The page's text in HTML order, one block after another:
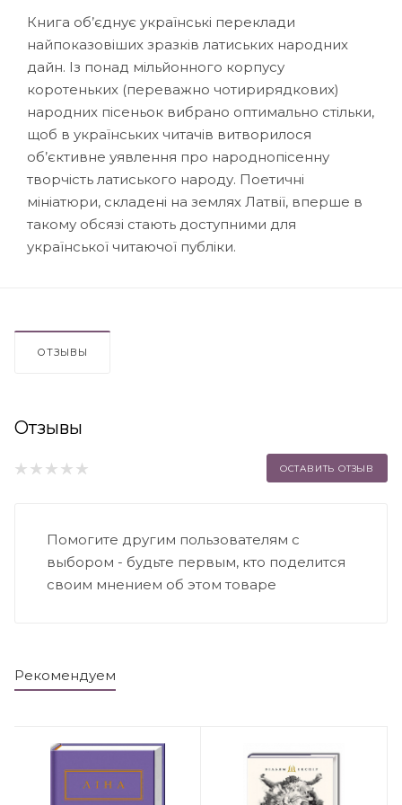
Книга об’єднує українські переклади
найпоказовіших зразків латиських народних
дайн. Із понад мільйонного корпусу
коротеньких (переважно чотирирядкових)
народних пісеньок вибрано оптимально стільки,
щоб в українських читачів витворилося
об’єктивне уявлення про народнопісенну
творчість латиського народу. Поетичні
мініатюри, складені на землях Латвії, вперше в
такому обсязі стають доступними для
української читаючої публіки.
ОТЗЫВЫ
Отзывы
ОСТАВИТЬ ОТЗЫВ
Помогите другим пользователям с
выбором - будьте первым, кто поделится
своим мнением об этом товаре
Рекомендуем